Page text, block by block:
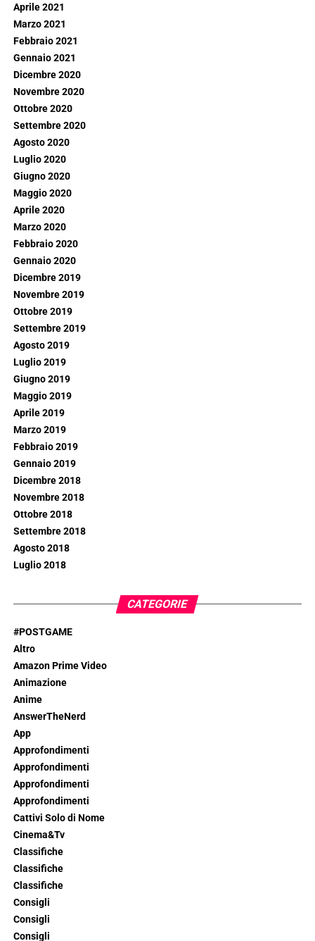
Aprile 2021
Marzo 2021
Febbraio 2021
Gennaio 2021
Dicembre 2020
Novembre 2020
Ottobre 2020
Settembre 2020
Agosto 2020
Luglio 2020
Giugno 2020
Maggio 2020
Aprile 2020
Marzo 2020
Febbraio 2020
Gennaio 2020
Dicembre 2019
Novembre 2019
Ottobre 2019
Settembre 2019
Agosto 2019
Luglio 2019
Giugno 2019
Maggio 2019
Aprile 2019
Marzo 2019
Febbraio 2019
Gennaio 2019
Dicembre 2018
Novembre 2018
Ottobre 2018
Settembre 2018
Agosto 2018
Luglio 2018
CATEGORIE
#POSTGAME
Altro
Amazon Prime Video
Animazione
Anime
AnswerTheNerd
App
Approfondimenti
Approfondimenti
Approfondimenti
Approfondimenti
Cattivi Solo di Nome
Cinema&Tv
Classifiche
Classifiche
Classifiche
Consigli
Consigli
Consigli